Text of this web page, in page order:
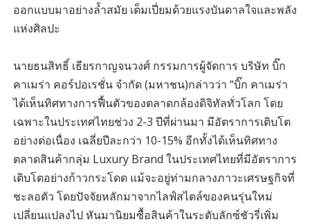
ออกแบบมาอย่างล้ำสมัย เต็มเปี่ยมด้วยแรงบันดาลใจและพลัง
แห่งศิลปะ
นายธนสิทธิ์ เธียรกาญจนวงศ์ กรรมการผู้จัดการ บริษัท บิ๊ก
คาเมร่า คอร์ปอเรชั่น จำกัด (มหาชน)กล่าวว่า “บิ๊ก คาเมร่า
ได้เห็นทิศทางการฟื้นตัวของตลาดกล้องดิจิทัลทั่วโลก โดย
เฉพาะในประเทศไทยช่วง 2-3 ปีที่ผ่านมา มีอัตราการเติบโต
อย่างต่อเนื่อง เฉลี่ยปีละกว่า 10-15% อีกทั้งได้เห็นทิศทาง
ตลาดสินค้ากลุ่ม Luxury Brand ในประเทศไทยที่มีอัตราการ
เติบโตอย่างก้าวกระโดด แม้จะอยู่ท่ามกลางภาวะเศรษฐกิจที่
ชะลอตัว โดยปัจจัยหลักมาจากไลฟ์สไตล์ของคนรุ่นใหม่
เปลี่ยนแปลงไป หันมานิยมซื้อสินค้าในระดับลักซ์ชัวรี่เพิ่ม